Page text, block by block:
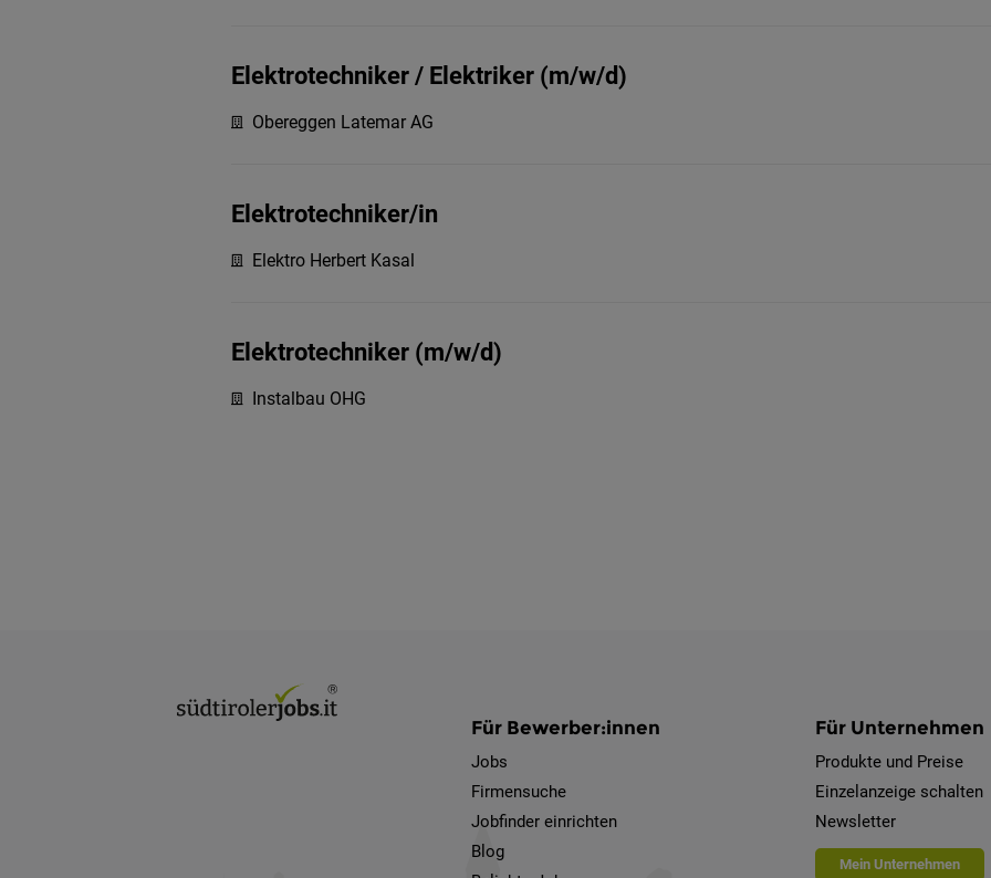
Elektrotechniker / Elektriker (m/w/d)
Obereggen Latemar AG
Elektrotechniker/in
Elektro Herbert Kasal
Elektrotechniker (m/w/d)
Instalbau OHG
Für Bewerber:innen
Jobs
Firmensuche
Jobfinder einrichten
Blog
Für Unternehmen
Produkte und Preise
Einzelanzeige schalten
Newsletter
Mein Unternehmen